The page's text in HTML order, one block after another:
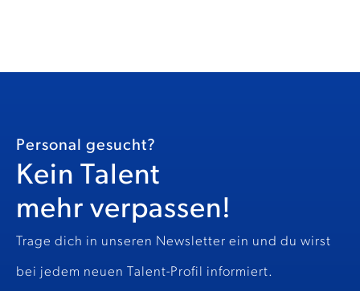
Personal gesucht?
Kein Talent
mehr verpassen!
Trage dich in unseren Newsletter ein und du wirst
bei jedem neuen Talent-Profil informiert.